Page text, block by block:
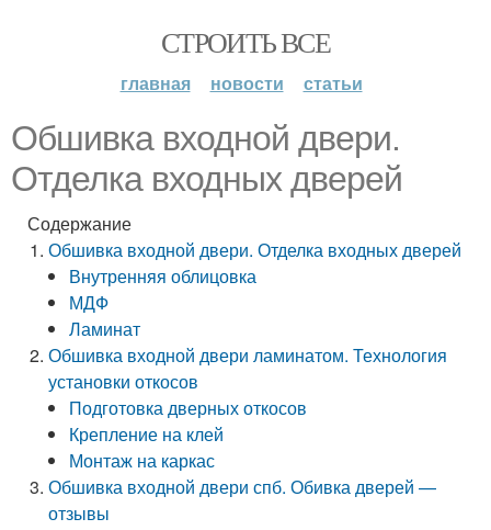
СТРОИТЬ ВСЕ
главная новости статьи
Обшивка входной двери.
Отделка входных дверей
Содержание
Обшивка входной двери. Отделка входных дверей
Внутренняя облицовка
МДФ
Ламинат
Обшивка входной двери ламинатом. Технология
установки откосов
Подготовка дверных откосов
Крепление на клей
Монтаж на каркас
Обшивка входной двери спб. Обивка дверей —
отзывы